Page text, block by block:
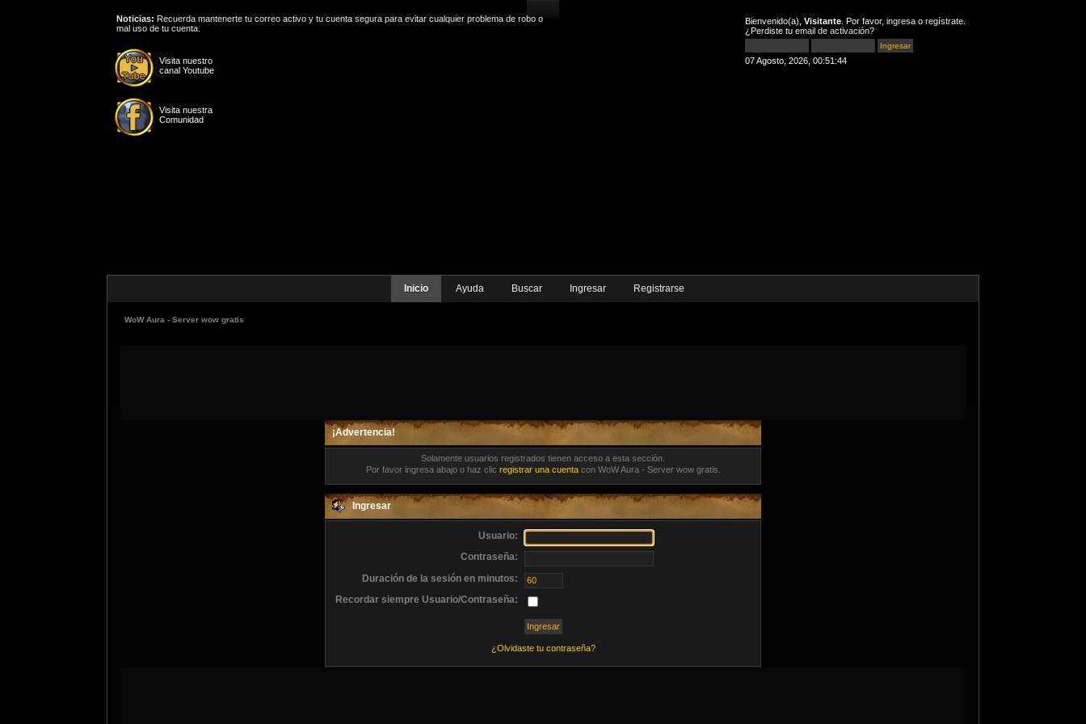
Bienvenido(a), Visitante . Por favor, ingresa o regístrate
¿Perdiste tu email de activación?
07 Agosto, 2026, 00:51:44
Visita nuestro
canal Youtube
Visita nuestra
Comunidad
Noticias: Recuerda mantenerte tu correo activo y tu cuenta segura para evitar cualquier problema de robo o
mal uso de tu cuenta.
Inicio Ayuda Buscar Ingresar Registrarse
WoW Aura - Server wow gratis
¡Advertencia!
Solamente usuarios registrados tienen acceso a esta sección.
Por favor ingresa abajo o haz clic registrar una cuentacon WoW Aura - Server wow gratis.
Ingresar
Usuario:
Contraseña:
Duración de la sesión en minutos:
Recordar siempre Usuario/Contraseña:
¿Olvidaste tu contraseña?